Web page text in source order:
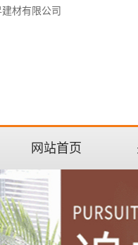
材有限公司
网站首页